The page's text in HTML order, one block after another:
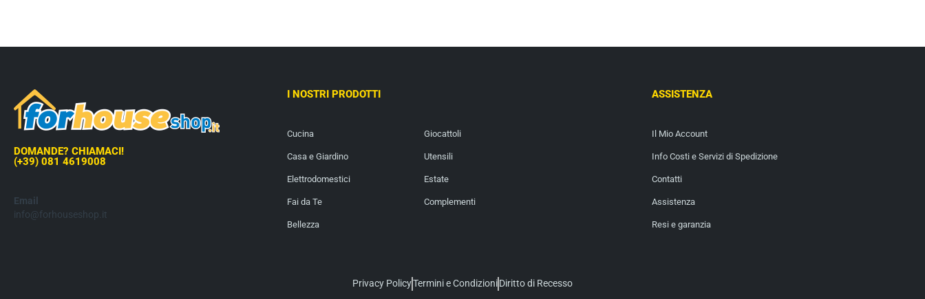
DOMANDE? CHIAMACI!
(+39) 081 4619008
Email
info@forhouseshop.it
I NOSTRI PRODOTTI
Cucina
Casa e Giardino
Elettrodomestici
Fai da Te
Bellezza
Giocattoli
Utensili
Estate
Complementi
ASSISTENZA
Il Mio Account
Info Costi e Servizi di Spedizione
Contatti
Assistenza
Resi e garanzia
Privacy PolicyTermini e CondizioniDiritto di Recesso